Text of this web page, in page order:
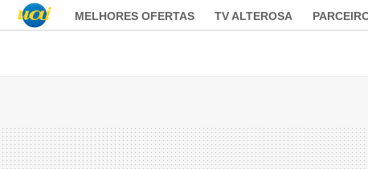
MELHORES OFERTAS TV ALTEROSA